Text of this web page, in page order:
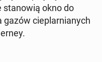
sta­no­wią okno do
gazów cie­plar­nia­nych